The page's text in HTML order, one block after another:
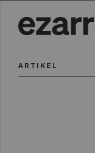
ARTIKEL